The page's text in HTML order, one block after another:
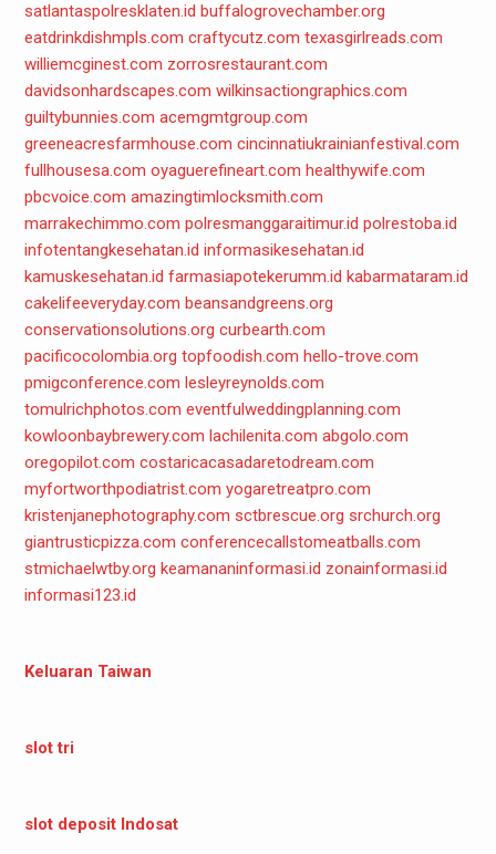
satlantaspolresklaten.id buffalogrovechamber.org
eatdrinkdishmpls.com craftycutz.com texasgirlreads.com
williemcginest.com zorrosrestaurant.com
davidsonhardscapes.com wilkinsactiongraphics.com
guiltybunnies.com acemgmtgroup.com
greeneacresfarmhouse.com cincinnatiukrainianfestival.com
fullhousesa.com oyaguerefineart.com healthywife.com
pbcvoice.com amazingtimlocksmith.com
marrakechimmo.com polresmanggaraitimur.id polrestoba.id
infotentangkesehatan.id informasikesehatan.id
kamuskesehatan.id farmasiapotekerumm.id kabarmataram.id
cakelifeeveryday.com beansandgreens.org
conservationsolutions.org curbearth.com
pacificocolombia.org topfoodish.com hello-trove.com
pmigconference.com lesleyreynolds.com
tomulrichphotos.com eventfulweddingplanning.com
kowloonbaybrewery.com lachilenita.com abgolo.com
oregopilot.com costaricacasadaretodream.com
myfortworthpodiatrist.com yogaretreatpro.com
kristenjanephotography.com sctbrescue.org srchurch.org
giantrusticpizza.com conferencecallstomeatballs.com
stmichaelwtby.org keamananinformasi.id zonainformasi.id
informasi123.id
Keluaran Taiwan
slot tri
slot deposit Indosat